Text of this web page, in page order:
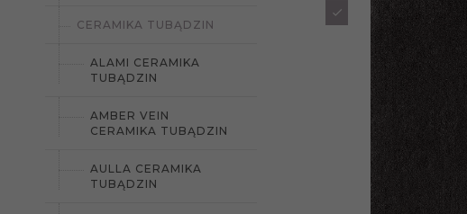
CERAMIKA TUBĄDZIN
ALAMI CERAMIKA
TUBĄDZIN
AMBER VEIN
CERAMIKA TUBĄDZIN
AULLA CERAMIKA
TUBĄDZIN